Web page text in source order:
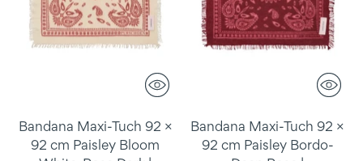
Bandana Maxi-Tuch 92 ×
92 cm Paisley Bloom
Bandana Maxi-Tuch 92 ×
92 cm Paisley Bordo-